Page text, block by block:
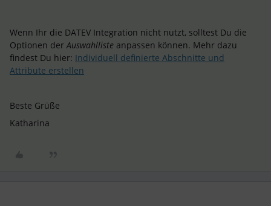
Wenn Ihr die DATEV Integration nicht nutzt, solltest Du die
Optionen derAuswahlliste anpassen können. Mehr dazu
findest Du hier: Individuell definierte Abschnitte und
Attribute erstellen
Beste Grüße
Katharina